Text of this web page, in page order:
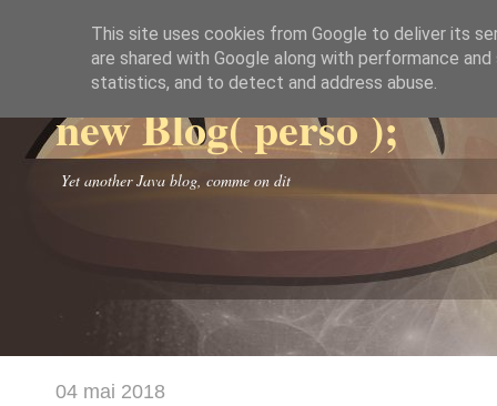
new Blog( perso );
Yet another Java blog, comme on dit
04 mai 2018
This site uses cookies from Google to deliver its
are shared with Google along with performance
statistics, and to detect and address abuse.